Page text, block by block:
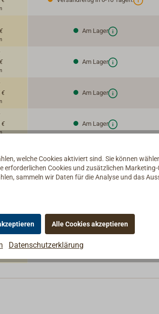
Am Lager
Am Lager
€ Am Lager
€ Am Lager
Am Lager
Am Lager
welche Cookies aktiviert sind. Sie können
erforderlichen Cookies und zusätzlichen Marketing-
sammeln wir Daten für die Analyse und das
Alle Cookies akzeptieren
Datenschutzerklärung